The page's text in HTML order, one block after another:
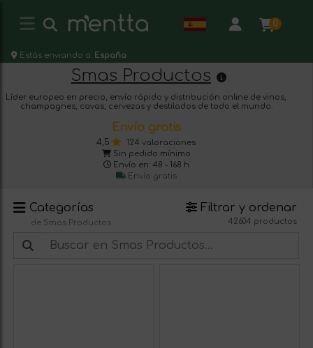
0
Estás enviando a: España
Smas Productos
Líder europeo en precio, envío rápido y distribución online de vinos,
champagnes, cavas, cervezas y destilados de todo el mundo.
Envío gratis
4,5
124 valoraciones
Sin pedido mínimo
Envío en: 48 - 168 h
Envío gratis
Categorías
de Smas Productos
Filtrar y ordenar
42604 productos